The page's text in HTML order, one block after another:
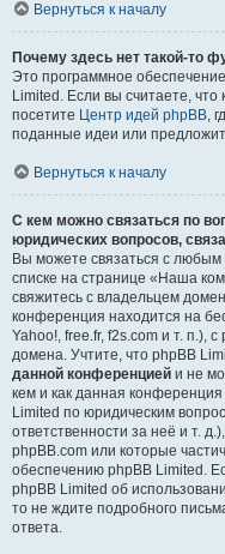
Вернуться к началу
Почему здесь нет такой-то
Это программное
Limited. Если вы считаете,
посетите Центр идей phpBB,
поданные идеи или
Вернуться к началу
С кем можно связаться по
юридических вопросов,
Вы можете связаться с
списке на странице «Наша
свяжитесь с владельцем
конференция находится на
Yahoo!, free.fr, f2s.com и т. п.),
домена. Учтите, что phpBB
данной конференцией и не
кем и как данная
Limited по юридическим
ответственности за неё и т.
phpBB.com или которые
обеспечению phpBB Limited.
phpBB Limited об
то не ждите подробного
ответа.